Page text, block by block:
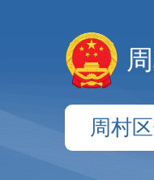
周村